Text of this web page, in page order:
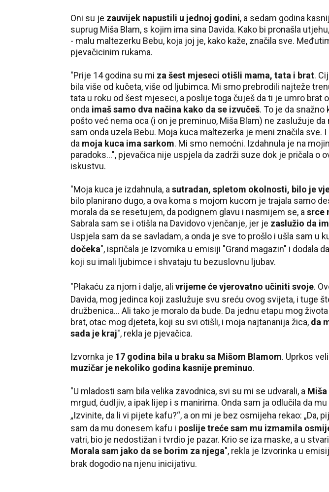
Oni su je zauvijek napustili u jednoj godini, a sedam godina
suprug Miša Blam, s kojim ima sina Davida. Kako bi pronašla utjehu,
- malu maltezerku Bebu, koja joj je, kako kaže, značila sve.
pjevačicinim rukama.
"Prije 14 godina su mi za šest mjeseci otišli mama, tata i brat.
bila više od kučeta, više od ljubimca. Mi smo prebrodili najteže
tata u roku od šest mjeseci, a poslije toga čuješ da ti je umro brat
onda imaš samo dva načina kako da se izvučeš. To je da snažno
pošto već nema oca (i on je preminuo, Miša Blam) ne zaslužuje da
sam onda uzela Bebu. Moja kuca maltezerka je meni značila sve.
da moja kuca ima sarkom. Mi smo nemoćni. Izdahnula je na
paradoks...", pjevačica nije uspjela da zadrži suze dok je pričala o
iskustvu.
"Moja kuca je izdahnula, a sutradan, spletom okolnosti, bilo je
bilo planirano dugo, a ova koma s mojom kucom je trajala samo
morala da se resetujem, da podignem glavu i nasmijem se, a srce
Sabrala sam se i otišla na Davidovo vjenčanje, jer je zaslužio da
Uspjela sam da se savladam, a onda je sve to prošlo i ušla sam u
dočeka", ispričala je Izvornika u emisiji "Grand magazin" i dodala
koji su imali ljubimce i shvataju tu bezuslovnu ljubav.
"Plakaću za njom i dalje, ali vrijeme će vjerovatno učiniti svoje.
Davida, mog jedinca koji zaslužuje svu sreću ovog svijeta, i tuge
družbenica... Ali tako je moralo da bude. Da jednu etapu mog
brat, otac mog djeteta, koji su svi otišli, i moja najtananija žica, da
sada je kraj", rekla je pjevačica.
Izvornka je 17 godina bila u braku sa Mišom Blamom. Uprkos
muzičar je nekoliko godina kasnije preminuo.
"U mladosti sam bila velika zavodnica, svi su mi se udvarali, a
mrgud, ćudljiv, a ipak lijep i s manirima. Onda sam ja odlučila da
„Izvinite, da li vi pijete kafu?“, a on mi je bez osmijeha rekao: „Da,
sam da mu donesem kafu i poslije treće sam mu izmamila
vatri, bio je nedostižan i tvrdio je pazar. Krio se iza maske, a u
Morala sam jako da se borim za njega", rekla je Izvorinka u
brak dogodio na njenu inicijativu.